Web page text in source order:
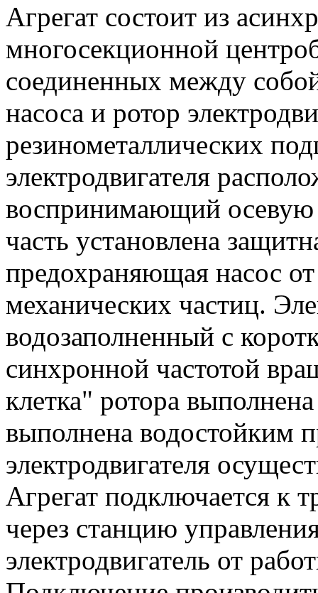
Агрегат состоит из
многосекционной
соединенных между
насоса и ротор
резинометаллических
электродвигателя
воспринимающий осевую
часть установлена
предохраняющая насос
механических частиц.
водозаполненный с
синхронной частотой
клетка" ротора
выполнена водостойким
электродвигателя
Агрегат подключается к
через станцию
электродвигатель от